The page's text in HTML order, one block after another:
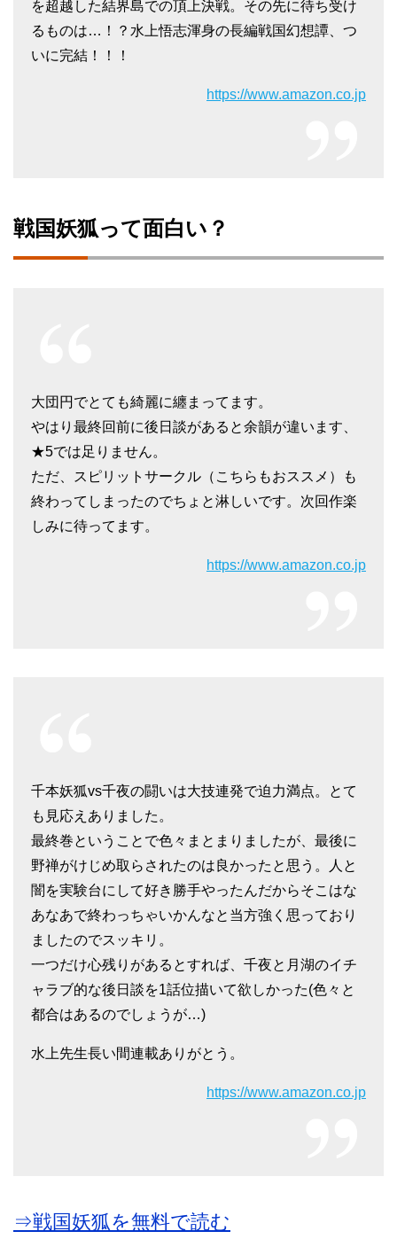
を超越した結界島での頂上決戦。その先に待ち受け
るものは…！？水上悟志渾身の長編戦国幻想譚、つ
いに完結！！！
https://www.amazon.co.jp
戦国妖狐って面白い？
大団円でとても綺麗に纏まってます。
やはり最終回前に後日談があると余韻が違います、
★5では足りません。
ただ、スピリットサークル（こちらもおススメ）も
終わってしまったのでちょと淋しいです。次回作楽
しみに待ってます。
https://www.amazon.co.jp
千本妖狐vs千夜の闘いは大技連発で迫力満点。とて
も見応えありました。
最終巻ということで色々まとまりましたが、最後に
野禅がけじめ取らされたのは良かったと思う。人と
闇を実験台にして好き勝手やったんだからそこはな
あなあで終わっちゃいかんなと当方強く思っており
ましたのでスッキリ。
一つだけ心残りがあるとすれば、千夜と月湖のイチ
ャラブ的な後日談を1話位描いて欲しかった(色々と
都合はあるのでしょうが…)
水上先生長い間連載ありがとう。
https://www.amazon.co.jp
⇒戦国妖狐を無料で読む